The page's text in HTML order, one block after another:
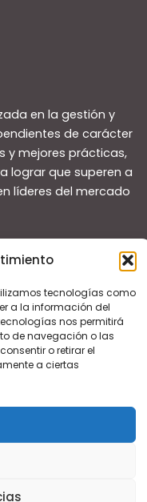
tecnologías como
a la información del
nos permitirá
de navegación o las
o retirar el
a ciertas
en la gestión y
de carácter
y mejores prácticas,
lograr que superen a
líderes del mercado
de viaje